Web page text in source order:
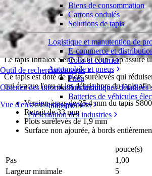
Outil de recherche de tapis
Obtenez des informations techniques détaillées
Vue d'ensemble des produits
Biens de consommation
Cartons ondulés
Solutions de tapis
Logistique et manutention de
E-commerce et
Colis et courrier
Automobile et pneus
Pneu
Automobile
Batteries de véhicules
Industriel
Présentation des industries
Nub Top™
Série 1600
Répartition Demande de devis
Le tapis Intralox Série 1600 Nub Top assure
Ce tapis est doté de plots surélevés qui
qui évacue l'eau et les débris hors du tapis
Version à pas de 25,4 mm du tapis S800
Retrait de 33 mm
Plots surélevés de 1,9 mm
Surface non ajourée, à bords
pouce(s)
Pas
1,00
Largeur minimale
5